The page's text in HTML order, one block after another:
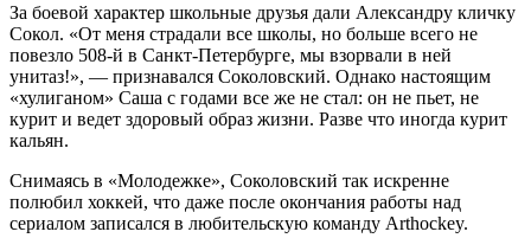
За боевой характер школьные друзья дали Александру кличку
Сокол. «От меня страдали все школы, но больше всего не
повезло 508-й в Санкт-Петербурге, мы взорвали в ней
унитаз!», — признавался Соколовский. Однако настоящим
«хулиганом» Саша с годами все же не стал: он не пьет, не
курит и ведет здоровый образ жизни. Разве что иногда курит
кальян.
Снимаясь в «Молодежке», Соколовский так искренне
полюбил хоккей, что даже после окончания работы над
сериалом записался в любительскую команду Arthockey.